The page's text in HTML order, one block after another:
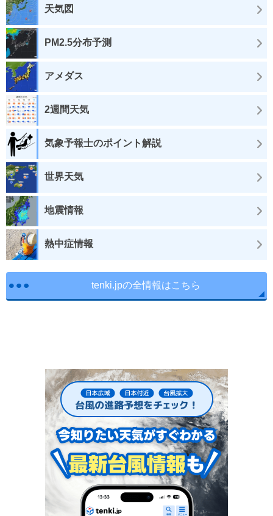
天気図
PM2.5分布予測
アメダス
2週間天気
気象予報士のポイント解説
世界天気
地震情報
熱中症情報
tenki.jpの全情報はこちら